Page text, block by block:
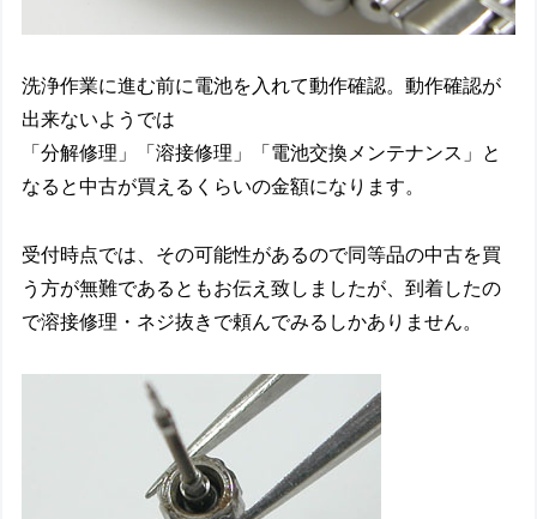
洗浄作業に進む前に電池を入れて動作確認。動作確認が
出来ないようでは
「分解修理」「溶接修理」「電池交換メンテナンス」と
なると中古が買えるくらいの金額になります。
受付時点では、その可能性があるので同等品の中古を買
う方が無難であるともお伝え致しましたが、到着したの
で溶接修理・ネジ抜きで頼んでみるしかありません。